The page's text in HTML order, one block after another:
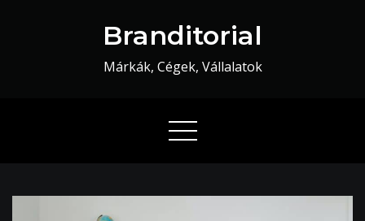
Branditorial
Márkák, Cégek, Vállalatok